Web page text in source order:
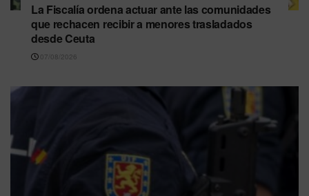
La Fiscalía ordena actuar ante las comunidades
que rechacen recibir a menores trasladados
desde Ceuta
07/08/2026